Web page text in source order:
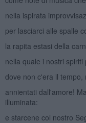
nella ispirata
per lasciarci alle spalle
la rapita estasi della
nella quale i nostri spiriti
dove non c'era il
annientati dall'amore!
illuminata:
e starcene col nostro